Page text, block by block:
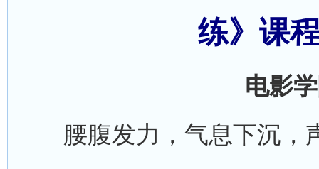
练》课
电影
腰腹发力，气息下沉，